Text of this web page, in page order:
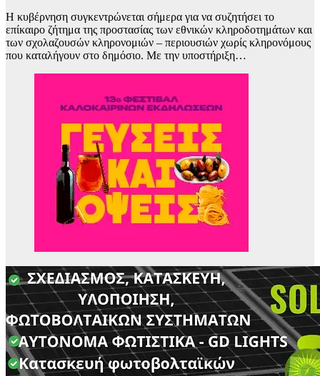
Η κυβέρνηση συγκεντρώνεται σήμερα για να συζητήσει το
επίκαιρο ζήτημα της προστασίας των εθνικών κληροδοτημάτων και
των σχολαζουσών κληρονομιών – περιουσιών χωρίς κληρονόμους
που καταλήγουν στο δημόσιο. Με την υποστήριξη…